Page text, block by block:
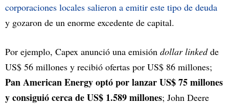
corporaciones locales salieron a emitir este tipo de deuda
y gozaron de un enorme excedente de capital.
Por ejemplo, Capex anunció una emisión dollar linkedde
US$ 56 millones y recibió ofertas por US$ 86 millones;
Pan American Energy optó por lanzar US$ 75 millones
y consiguió cerca de US$ 1.589 millones; John Deere